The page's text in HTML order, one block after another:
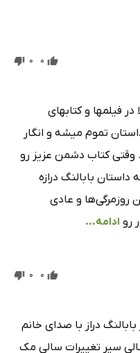
2 دقیقه
16 دقیقه
11 دقیقه
4 دقیقه
0
0
فیلمها و کتابهای
تموم میشه و انگار
وقتی کتاب دشمن عزیز رو
بابالنگ درازه
روزمرگی‌ها و عادی
رو ادامه...
0
0
دراز با صدای خانم
سیر تغییرات سالی مک